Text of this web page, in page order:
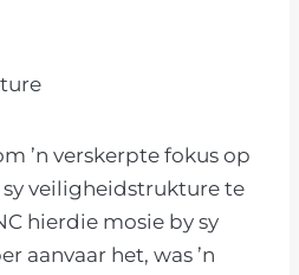
’n verskerpte fokus op
veiligheidstrukture te
hierdie mosie by sy
aanvaar het, was ’n